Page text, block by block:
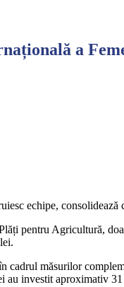
a
echipe,
pentru Agricultură,
cadrul măsurilor
au investit aproximativ